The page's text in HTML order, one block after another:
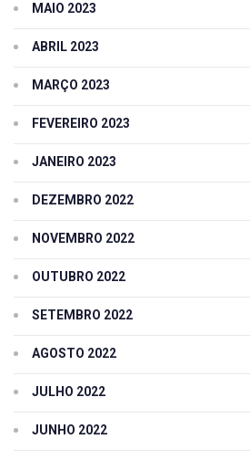
MAIO 2023
ABRIL 2023
MARÇO 2023
FEVEREIRO 2023
JANEIRO 2023
DEZEMBRO 2022
NOVEMBRO 2022
OUTUBRO 2022
SETEMBRO 2022
AGOSTO 2022
JULHO 2022
JUNHO 2022